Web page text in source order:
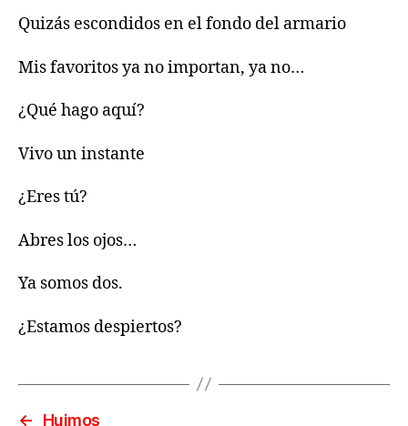
Quizás escondidos en el fondo del armario
Mis favoritos ya no importan, ya no…
¿Qué hago aquí?‌
Vivo un instante
¿Eres tú?
Abres los ojos…
Ya somos dos.
¿Estamos despiertos?
←
Huimos